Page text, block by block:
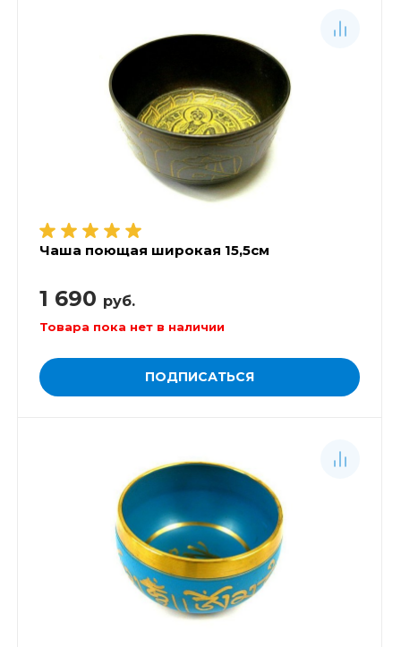
Чаша поющая широкая 15,5см
1 690 руб.
Товара пока нет в наличии
ПОДПИСАТЬСЯ